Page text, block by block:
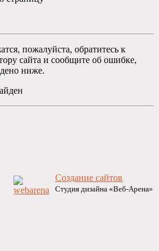
пожалуйста, обратитесь к
сайта и сообщите об ошибке,
ниже.
Создание сайтов
Студия дизайна «Веб-Арена»